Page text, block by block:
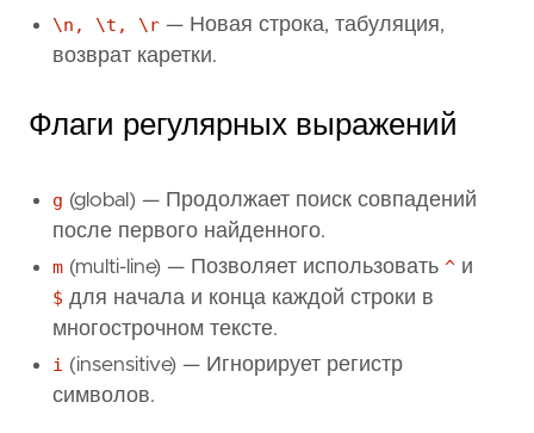
\n, \t, \r — Новая строка, табуляция,
возврат каретки.
Флаги регулярных выражений
g (global) — Продолжает поиск совпадений
после первого найденного.
m (multi-line) — Позволяет использовать ^ и
$ для начала и конца каждой строки в
многострочном тексте.
i (insensitive) — Игнорирует регистр
символов.